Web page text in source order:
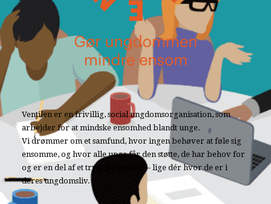
Ventilen er en frivillig, social ungdomsorganisation, som
arbejder for at mindske ensomhed blandt unge.
Vi drømmer om et samfund, hvor ingen behøver at føle sig
ensomme, og hvor alle unge får den støtte, de har behov for
og er en del af et trygt fællesskab – lige dér hvor de er i
deres ungdomsliv.